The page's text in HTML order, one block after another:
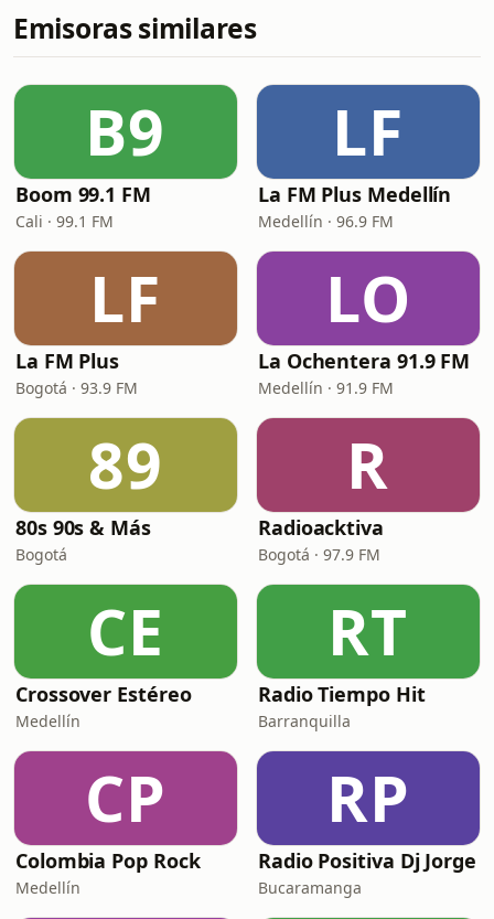
Emisoras similares
B9
Boom 99.1 FM
Cali · 99.1 FM
LF
La FM Plus Medellín
Medellín · 96.9 FM
LF
La FM Plus
Bogotá · 93.9 FM
LO
La Ochentera 91.9 FM
Medellín · 91.9 FM
89
80s 90s & Más
Bogotá
R
Radioacktiva
Bogotá · 97.9 FM
CE
Crossover Estéreo
Medellín
RT
Radio Tiempo Hit
Barranquilla
CP
Colombia Pop Rock
Medellín
RP
Radio Positiva Dj Jorge
Bucaramanga